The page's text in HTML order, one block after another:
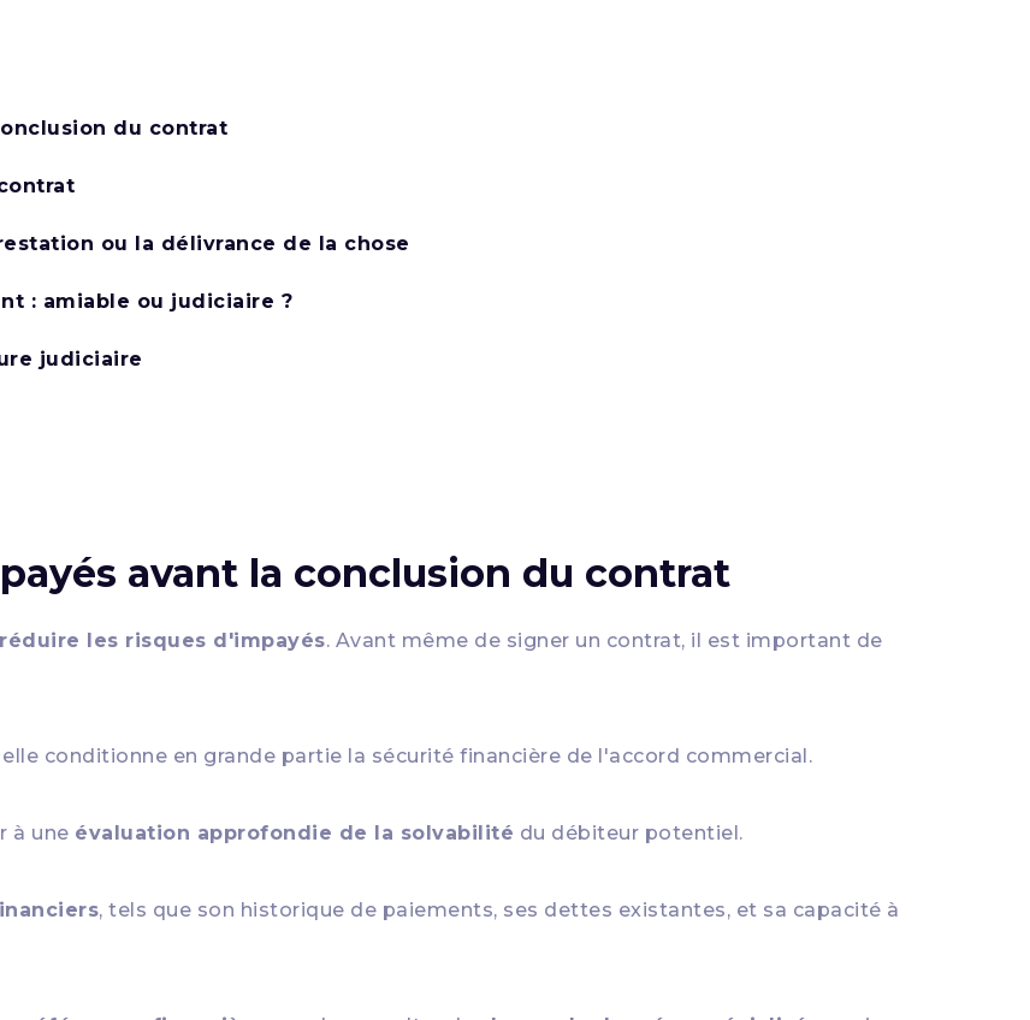
du contrat
ou la délivrance de la chose
: amiable ou judiciaire ?
judiciaire
avant la conclusion du contrat
réduire les risques d'impayés. Avant même de signer un contrat, il est important de
conditionne en grande partie la sécurité financière de l'accord commercial.
à une évaluation approfondie de la solvabilité du débiteur potentiel.
, tels que son historique de paiements, ses dettes existantes, et sa capacité à